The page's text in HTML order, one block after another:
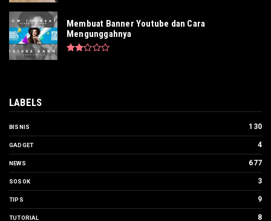
Membuat Banner Youtube dan Cara
Mengunggahnya
LABELS
BISNIS 130
GADGET 4
NEWS 677
SOSOK 3
TIPS 9
TUTORIAL 8